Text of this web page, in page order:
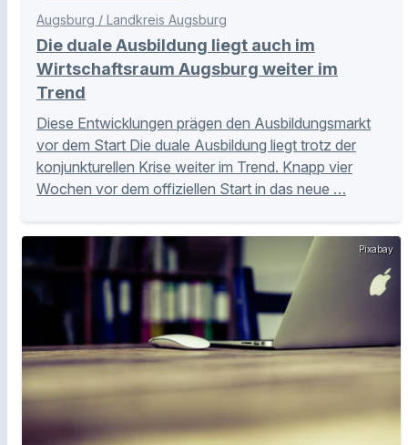
Augsburg / Landkreis Augsburg
Die duale Ausbildung liegt auch im
Wirtschaftsraum Augsburg weiter im
Trend
Diese Entwicklungen prägen den Ausbildungsmarkt
vor dem Start Die duale Ausbildung liegt trotz der
konjunkturellen Krise weiter im Trend. Knapp vier
Wochen vor dem offiziellen Start in das neue …
Pixabay